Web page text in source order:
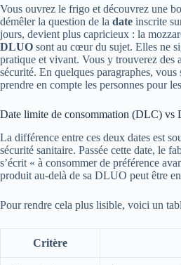
Vous ouvrez le frigo et découvrez une
démêler la question de la date inscrite
jours, devient plus capricieux : la
DLUO sont au cœur du sujet. Elles ne
pratique et vivant. Vous y trouverez des
sécurité. En quelques paragraphes,
prendre en compte les personnes pour
Date limite de consommation (DLC)
La différence entre ces deux dates est
sécurité sanitaire. Passée cette date, le
s’écrit « à consommer de préférence
produit au-delà de sa DLUO peut être
Pour rendre cela plus lisible, voici un
Critère